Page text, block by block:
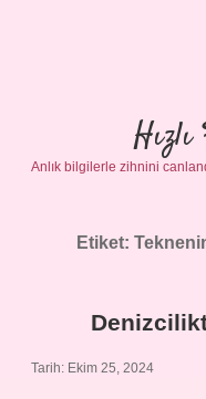
Anlık bilgilerle zihnini
Etiket:
Tarih: Ekim 25, 2024